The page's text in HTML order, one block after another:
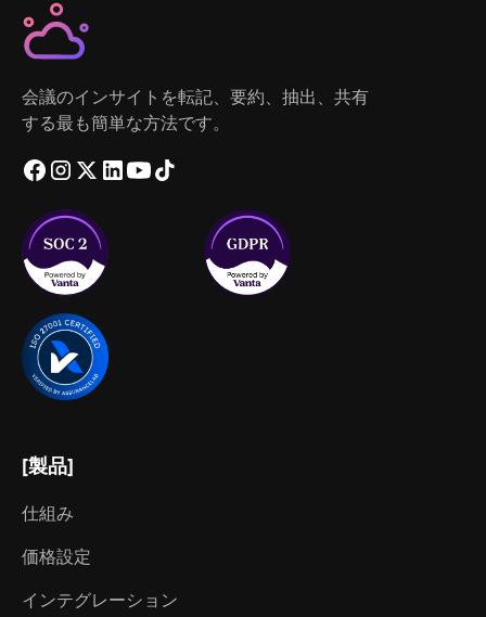
会議のインサイトを転記、要約、抽出、共有
する最も簡単な方法です。
[製品]
仕組み
価格設定
インテグレーション